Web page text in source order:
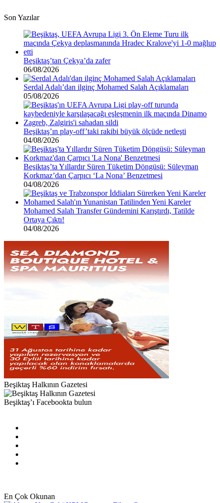
Son Yazılar
Beşiktaş’tan Çekya’da zafer
06/08/2026
Serdal Adalı’dan ilginç Mohamed Salah Açıklamaları
05/08/2026
Beşiktaş’ın play-off’taki rakibi büyük ölçüde netleşti
04/08/2026
Beşiktaş’ta Yıllardır Süren Tüketim Döngüsü: Süleyman
Korkmaz’dan Çarpıcı ‘La Nona’ Benzetmesi
04/08/2026
Mohamed Salah Transfer Gündemini Karıştırdı, Tatilde
Ortaya Çıktı!
04/08/2026
Beşiktaş Halkının Gazetesi
Beşiktaş’ı Facebookta bulun
En Çok Okunan